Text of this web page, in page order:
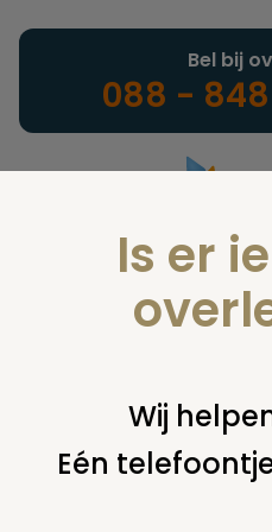
Landelijke
Bel bij
088 - 848
U bent hier: home nieuws &
Is er
Wij
Eén